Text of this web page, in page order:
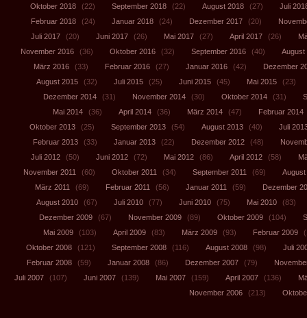
Oktober 2018
(22) September 2018 (22) August 2018 (27)
Juli
Februar 2018
(24) Januar 2018 (24) Dezember 2017 (20)
Juli 2017
(20) Juni 2017 (26) Mai 2017 (27) April 2017 (26)
November 2016
(36) Oktober 2016 (32) September 2016 (40)
August
März 2016
(33) Februar 2016 (27) Januar 2016 (42)
Dezember
August 2015
(32) Juli 2015 (25) Juni 2015 (45) Mai 2015
(23)
Dezember 2014
(31) November 2014 (30) Oktober 2014 (31)
Mai 2014
(36) April 2014 (36) März 2014 (47) Februar 2014
Oktober 2013
(25) September 2013 (54) August 2013 (40)
Juli
Februar 2013
(33) Januar 2013 (22) Dezember 2012 (48)
Juli 2012
(50) Juni 2012 (72) Mai 2012 (86) April 2012 (58)
November 2011
(60) Oktober 2011 (34) September 2011 (69)
August
März 2011
(69) Februar 2011 (56) Januar 2011 (59)
Dezember
August 2010
(67) Juli 2010 (77) Juni 2010 (75) Mai 2010
(83)
Dezember 2009
(67) November 2009 (89) Oktober 2009 (104)
Mai 2009
(103) April 2009 (83) März 2009 (93) Februar 2009
Oktober 2008
(121) September 2008 (116) August 2008 (98)
Juli
Februar 2008
(59) Januar 2008 (86) Dezember 2007 (79)
Juli 2007
(107) Juni 2007 (139) Mai 2007 (159) April 2007 (136)
November 2006
(213)